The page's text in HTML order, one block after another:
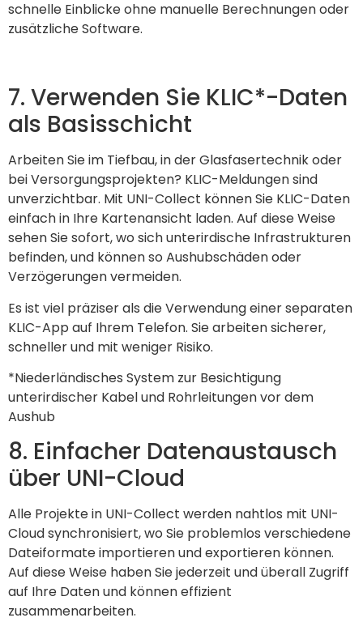
schnelle Einblicke ohne manuelle Berechnungen oder
zusätzliche Software.
7. Verwenden Sie KLIC*-Daten
als Basisschicht
Arbeiten Sie im Tiefbau, in der Glasfasertechnik oder
bei Versorgungsprojekten? KLIC-Meldungen sind
unverzichtbar. Mit UNI-Collect können Sie KLIC-Daten
einfach in Ihre Kartenansicht laden. Auf diese Weise
sehen Sie sofort, wo sich unterirdische Infrastrukturen
befinden, und können so Aushubschäden oder
Verzögerungen vermeiden.
Es ist viel präziser als die Verwendung einer separaten
KLIC-App auf Ihrem Telefon. Sie arbeiten sicherer,
schneller und mit weniger Risiko.
*Niederländisches System zur Besichtigung
unterirdischer Kabel und Rohrleitungen vor dem
Aushub
8. Einfacher Datenaustausch
über UNI-Cloud
Alle Projekte in UNI-Collect werden nahtlos mit UNI-
Cloud synchronisiert, wo Sie problemlos verschiedene
Dateiformate importieren und exportieren können.
Auf diese Weise haben Sie jederzeit und überall Zugriff
auf Ihre Daten und können effizient
zusammenarbeiten.